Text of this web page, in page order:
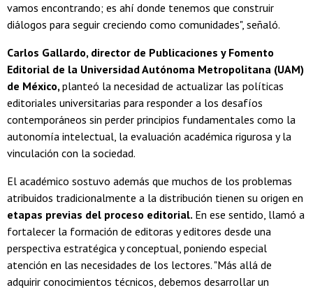
vamos encontrando; es ahí donde tenemos que construir
diálogos para seguir creciendo como comunidades", señaló.
Carlos Gallardo, director de Publicaciones y Fomento
Editorial de la Universidad Autónoma Metropolitana (UAM)
de México,planteó la necesidad de actualizar las políticas
editoriales universitarias para responder a los desafíos
contemporáneos sin perder principios fundamentales como la
autonomía intelectual, la evaluación académica rigurosa y la
vinculación con la sociedad.
El académico sostuvo además que muchos de los problemas
atribuidos tradicionalmente a la distribución tienen su origen en
etapas previas del proceso editorial. En ese sentido, llamó a
fortalecer la formación de editoras y editores desde una
perspectiva estratégica y conceptual, poniendo especial
atención en las necesidades de los lectores. "Más allá de
adquirir conocimientos técnicos, debemos desarrollar un